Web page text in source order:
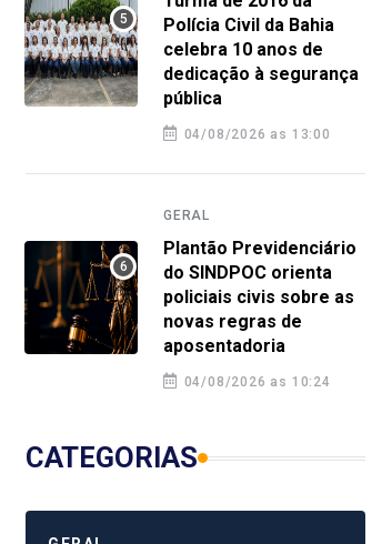
Turma de 2016 da Polícia Civil da
Bahia celebra 10 anos de
dedicação à segurança pública
Polícia Civil da Bahia
celebra 10 anos de
dedicação à segurança
pública
04/08/2026 as 13:00
GERAL
Plantão Previdenciário
do SINDPOC orienta
policiais civis sobre as
novas regras de
aposentadoria
04/08/2026 as 10:24
CATEGORIAS